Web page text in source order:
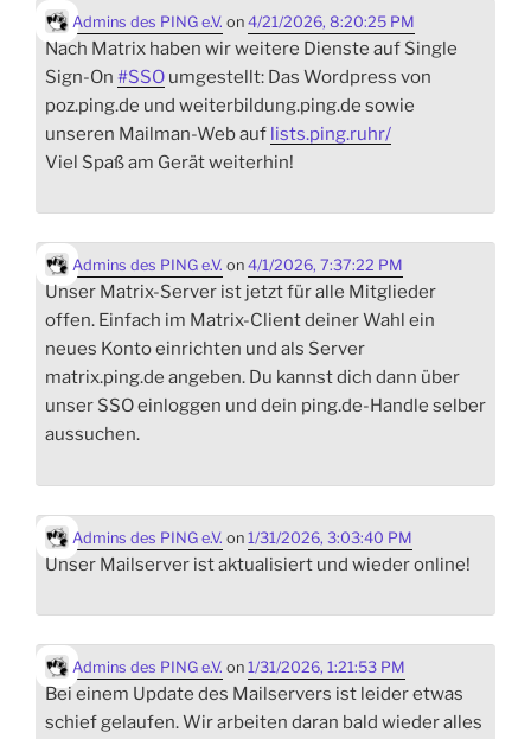
Admins des PING e.V. on 4/21/2026, 8:20:25 PM
Nach Matrix haben wir weitere Dienste auf Single
Sign-On #SSO umgestellt: Das Wordpress von
poz.ping.de und weiterbildung.ping.de sowie
unseren Mailman-Web auf lists.ping.ruhr/
Viel Spaß am Gerät weiterhin!
Admins des PING e.V. on 4/1/2026, 7:37:22 PM
Unser Matrix-Server ist jetzt für alle Mitglieder
offen. Einfach im Matrix-Client deiner Wahl ein
neues Konto einrichten und als Server
matrix.ping.de angeben. Du kannst dich dann über
unser SSO einloggen und dein ping.de-Handle selber
aussuchen.
Admins des PING e.V. on 1/31/2026, 3:03:40 PM
Unser Mailserver ist aktualisiert und wieder online!
Admins des PING e.V. on 1/31/2026, 1:21:53 PM
Bei einem Update des Mailservers ist leider etwas
schief gelaufen. Wir arbeiten daran bald wieder alles